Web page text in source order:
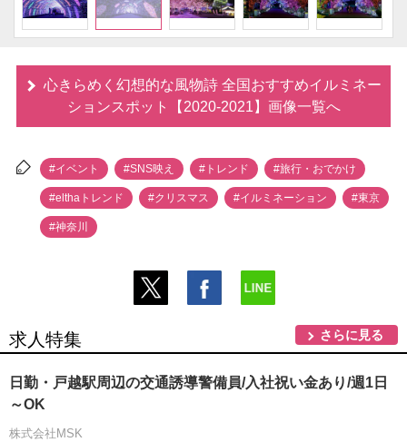
心きらめく幻想的な風物詩 全国おすすめイルミネー
ションスポット【2020-2021】画像一覧へ
#イベント #SNS映え #トレンド #旅行・おでかけ
#elthaトレンド #クリスマス #イルミネーション #東京
#神奈川
求人特集 さらに見る
日勤・戸越駅周辺の交通誘導警備員/入社祝い金あり/週1日
～OK
株式会社MSK